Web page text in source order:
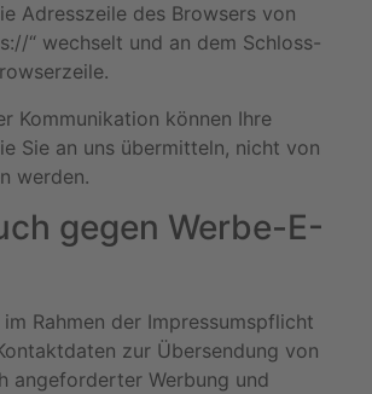
Adresszeile des Browsers von
“ wechselt und an dem Schloss-
Kommunikation können Ihre
Sie an uns übermitteln, nicht von
werden.
gegen Werbe-E-
Rahmen der Impressumspflicht
zur Übersendung von
angeforderter Werbung und